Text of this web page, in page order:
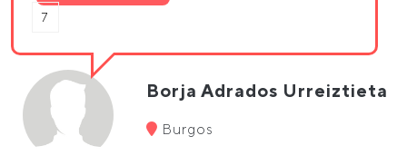
7
Borja Adrados Urreiztieta
Burgos